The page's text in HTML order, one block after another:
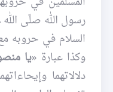
رسول الله صلّى
السلام في حروبه
وكذا عبارة «يا
دلالاتهما